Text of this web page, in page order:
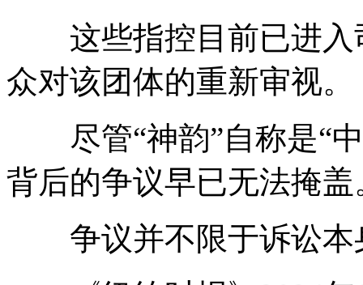
这些指控目前已进入
众对该团体的重新审视。
尽管“神韵”自称是“中
背后的争议早已无法掩盖
争议并不限于诉讼本